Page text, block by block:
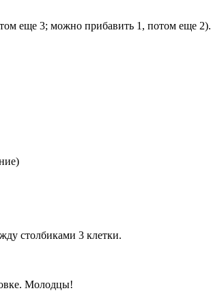
еще 3; можно прибавить 1, потом еще 2).
столбиками 3 клетки.
Молодцы!